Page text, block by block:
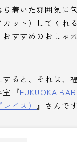
着いた雰囲気に
ット）してくれ
おすすめのおしゃ
すると、それは、
室『FUKUOKA
イス）
』さんです